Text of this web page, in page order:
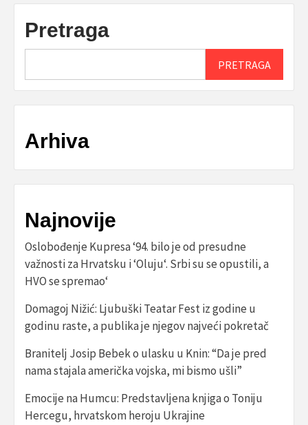
Pretraga
PRETRAGA
Arhiva
Najnovije
Oslobođenje Kupresa ‘94. bilo je od presudne
važnosti za Hrvatsku i ‘Oluju‘. Srbi su se opustili, a
HVO se spremao‘
Domagoj Nižić: Ljubuški Teatar Fest iz godine u
godinu raste, a publika je njegov najveći pokretač
Branitelj Josip Bebek o ulasku u Knin: “Da je pred
nama stajala američka vojska, mi bismo ušli”
Emocije na Humcu: Predstavljena knjiga o Toniju
Hercegu, hrvatskom heroju Ukrajine